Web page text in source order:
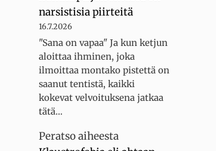
narsistisia piirteitä
16.7.2026
"Sana on vapaa" Ja kun ketjun
aloittaa ihminen, joka
ilmoittaa montako pistettä on
saanut tentistä, kaikki
kokevat velvoituksena jatkaa
tätä…
Peratsoaiheesta